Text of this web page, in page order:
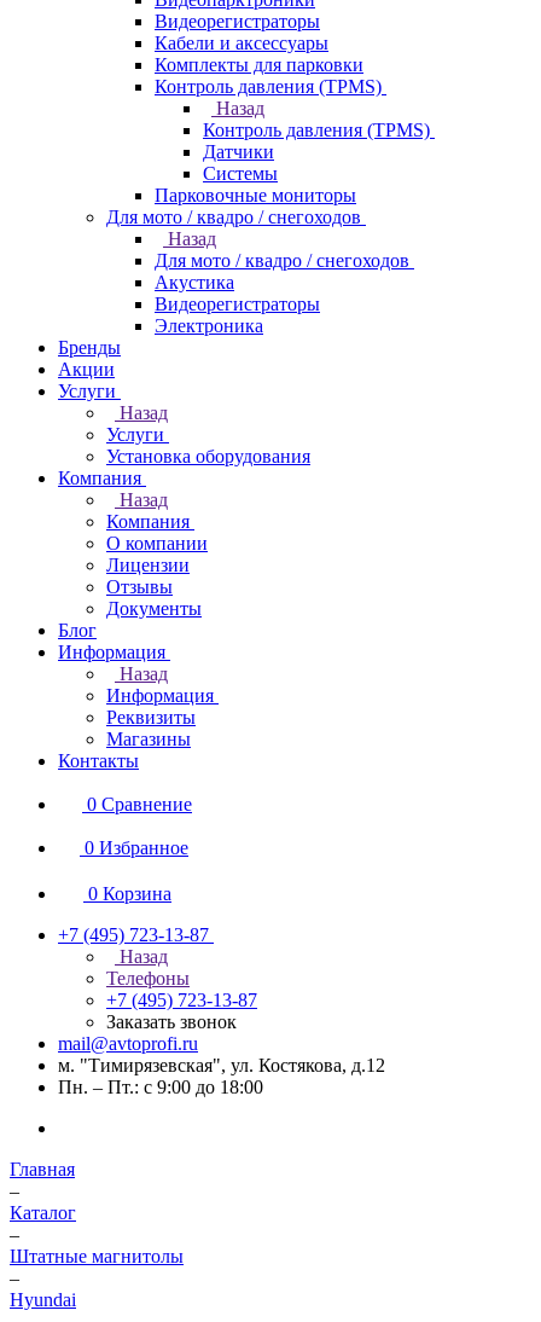
Видеорегистраторы
Кабели и аксессуары
Комплекты для парковки
Контроль давления (TPMS)
Назад
Контроль давления (TPMS)
Датчики
Системы
Парковочные мониторы
Для мото / квадро / снегоходов
Назад
Для мото / квадро / снегоходов
Акустика
Видеорегистраторы
Электроника
Бренды
Акции
Услуги
Назад
Услуги
Установка оборудования
Компания
Назад
Компания
О компании
Лицензии
Отзывы
Документы
Блог
Информация
Назад
Информация
Реквизиты
Магазины
Контакты
0 Сравнение
0 Избранное
0 Корзина
+7 (495) 723-13-87
Назад
Телефоны
+7 (495) 723-13-87
Заказать звонок
mail@avtoprofi.ru
м. "Тимирязевская", ул. Костякова, д.12
Пн. – Пт.: с 9:00 до 18:00
Главная
–
Каталог
–
Штатные магнитолы
–
Hyundai